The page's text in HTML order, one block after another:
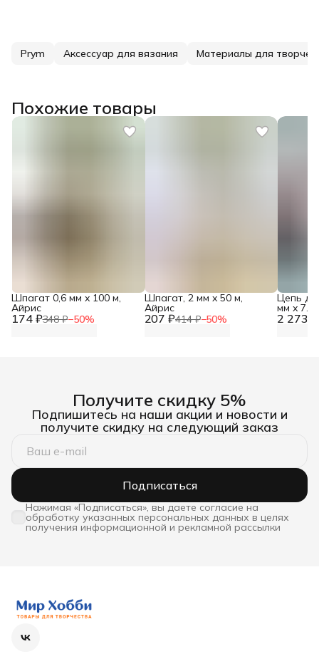
Prym Аксессуар для вязания Материалы для
Похожие товары
174 ₽348 ₽−50%
Шпагат 0,6 мм x 100 м,
Айрис
207 ₽414 ₽−50%
Шпагат, 2 мм x 50 м,
Айрис
2 273 ₽
Цепь
мм x 7.2
Получите скидку 5%
Подпишитесь на наши акции и новости и
получите скидку на следующий заказ
Подписаться
Нажимая «Подписаться», вы даете согласие на
обработку указанных персональных данных в целях
получения информационной и рекламной рассылки